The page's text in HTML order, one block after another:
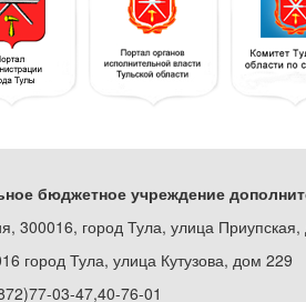
бюджетное учреждение
300016, город Тула, улица
город Тула, улица Кутузова, дом 229
03-47,40-76-01